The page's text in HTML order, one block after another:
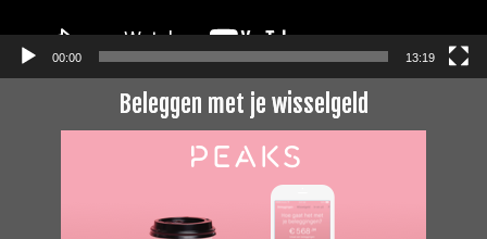
00:00 13:19
Beleggen met je wisselgeld